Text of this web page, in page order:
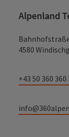
Alpenland
4580
+43 50 360 360